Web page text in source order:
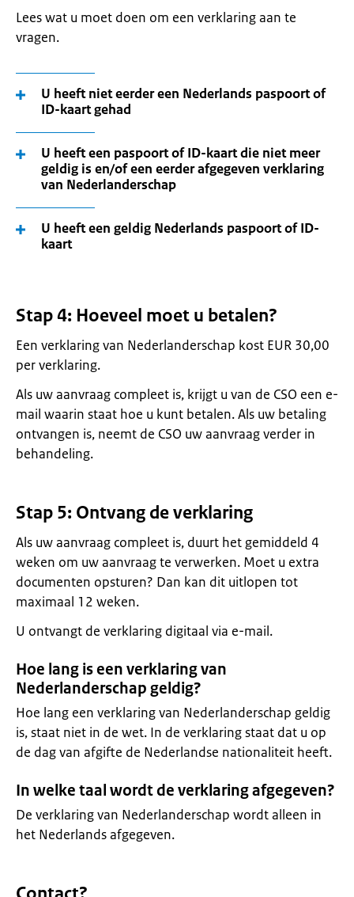
Lees wat u moet doen om een verklaring aan te
vragen.
U heeft niet eerder een Nederlands paspoort of
ID-kaart gehad
U heeft een paspoort of ID-kaart die niet meer
geldig is en/of een eerder afgegeven verklaring
van Nederlanderschap
U heeft een geldig Nederlands paspoort of ID-
kaart
Stap 4: Hoeveel moet u betalen?
Een verklaring van Nederlanderschap kost EUR 30,00
per verklaring.
Als uw aanvraag compleet is, krijgt u van de CSO een e-
mail waarin staat hoe u kunt betalen. Als uw betaling
ontvangen is, neemt de CSO uw aanvraag verder in
behandeling.
Stap 5: Ontvang de verklaring
Als uw aanvraag compleet is, duurt het gemiddeld 4
weken om uw aanvraag te verwerken. Moet u extra
documenten opsturen? Dan kan dit uitlopen tot
maximaal 12 weken.
U ontvangt de verklaring digitaal via e-mail.
Hoe lang is een verklaring van
Nederlanderschap geldig?
Hoe lang een verklaring van Nederlanderschap geldig
is, staat niet in de wet. In de verklaring staat dat u op
de dag van afgifte de Nederlandse nationaliteit heeft.
In welke taal wordt de verklaring afgegeven?
De verklaring van Nederlanderschap wordt alleen in
het Nederlands afgegeven.